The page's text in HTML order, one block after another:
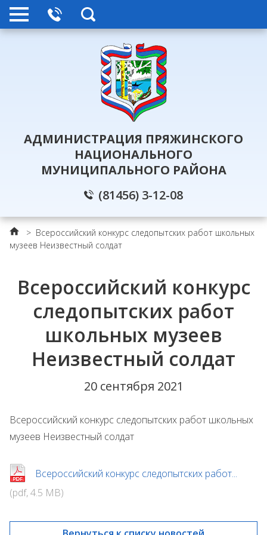
АДМИНИСТРАЦИЯ ПРЯЖИНСКОГО
НАЦИОНАЛЬНОГО
МУНИЦИПАЛЬНОГО РАЙОНА
(81456) 3-12-08
> Всероссийский конкурс следопытских работ школьных
музеев Неизвестный солдат
Всероссийский конкурс
следопытских работ
школьных музеев
Неизвестный солдат
20 сентября 2021
Всероссийский конкурс следопытских работ школьных
музеев Неизвестный солдат
Всероссийский конкурс следопытских работ...
(pdf, 4.5 MB)